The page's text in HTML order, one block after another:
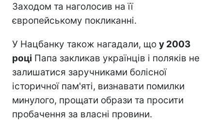
Заходом та наголосив на її
європейському покликанні.
У Нацбанку також нагадали, що у 2003
році Папа закликав українців і поляків не
залишатися заручниками болісної
історичної пам'яті, визнавати помилки
минулого, прощати образи та просити
пробачення за власні провини.